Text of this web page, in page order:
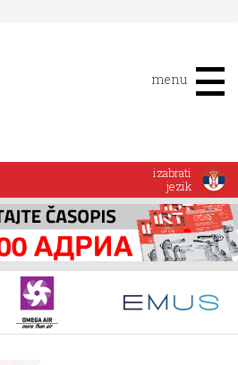
menu
izabrati
jezik